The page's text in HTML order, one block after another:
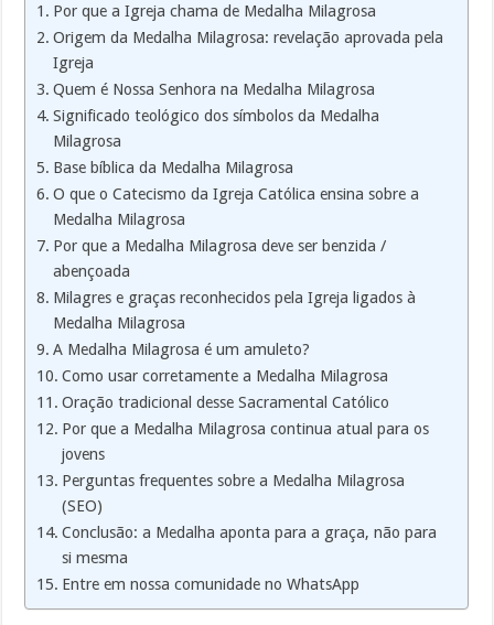
Por que a Igreja chama de Medalha Milagrosa
Origem da Medalha Milagrosa: revelação aprovada pela
Igreja
Quem é Nossa Senhora na Medalha Milagrosa
Significado teológico dos símbolos da Medalha
Milagrosa
Base bíblica da Medalha Milagrosa
O que o Catecismo da Igreja Católica ensina sobre a
Medalha Milagrosa
Por que a Medalha Milagrosa deve ser benzida /
abençoada
Milagres e graças reconhecidos pela Igreja ligados à
Medalha Milagrosa
A Medalha Milagrosa é um amuleto?
Como usar corretamente a Medalha Milagrosa
Oração tradicional desse Sacramental Católico
Por que a Medalha Milagrosa continua atual para os
jovens
Perguntas frequentes sobre a Medalha Milagrosa
(SEO)
Conclusão: a Medalha aponta para a graça, não para
si mesma
Entre em nossa comunidade no WhatsApp